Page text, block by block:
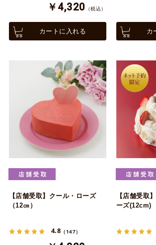
￥4,320 （税込）
カートに入れる カ
【店舗受取】クール・ローズ
（12㎝）
4.8 （147）
【店舗受取
ーズ(12cm)